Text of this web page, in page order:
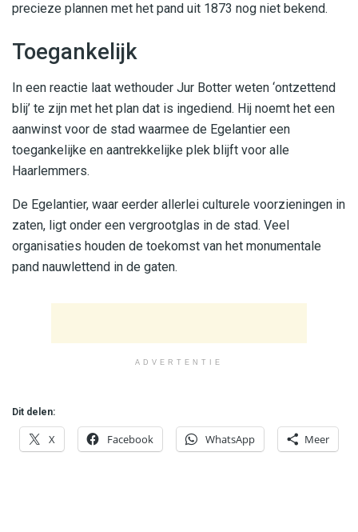
precieze plannen met het pand uit 1873 nog niet bekend.
Toegankelijk
In een reactie laat wethouder Jur Botter weten ‘ontzettend
blij’ te zijn met het plan dat is ingediend. Hij noemt het een
aanwinst voor de stad waarmee de Egelantier een
toegankelijke en aantrekkelijke plek blijft voor alle
Haarlemmers.
De Egelantier, waar eerder allerlei culturele voorzieningen in
zaten, ligt onder een vergrootglas in de stad. Veel
organisaties houden de toekomst van het monumentale
pand nauwlettend in de gaten.
ADVERTENTIE
Dit delen:
X Facebook WhatsApp Meer